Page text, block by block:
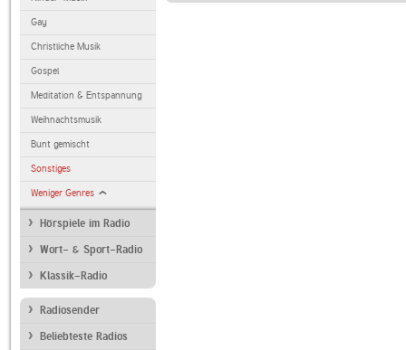
Gay
Christliche Musik
Gospel
Meditation & Entspannung
Weihnachtsmusik
Bunt gemischt
Sonstiges
Weniger Genres
Hörspiele im Radio
Wort- & Sport-Radio
Klassik-Radio
Radiosender
Beliebteste Radios